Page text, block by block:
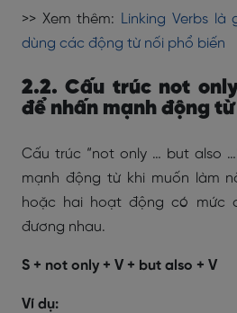
>> Xem thêm: Linking Verbs là
dùng các động từ nối phổ biến
2.2. Cấu trúc not
để nhấn mạnh động từ
Cấu trúc “not only … but also
mạnh động từ khi muốn làm
hoặc hai hoạt động có mức
đương nhau.
S + not only + V + but also + V
Ví dụ: